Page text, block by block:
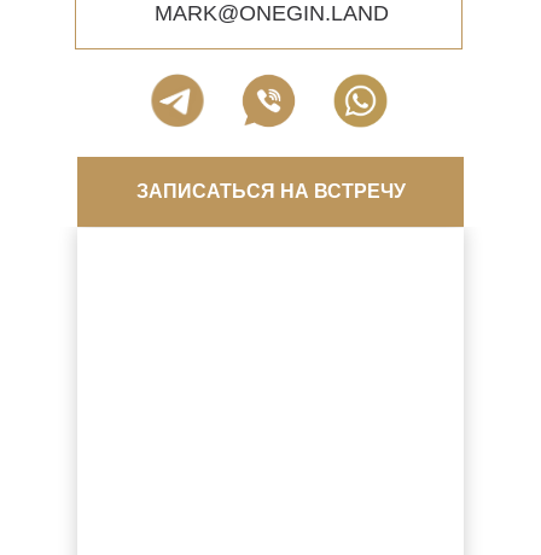
MARK@ONEGIN.LAND
ЗАПИСАТЬСЯ НА ВСТРЕЧУ